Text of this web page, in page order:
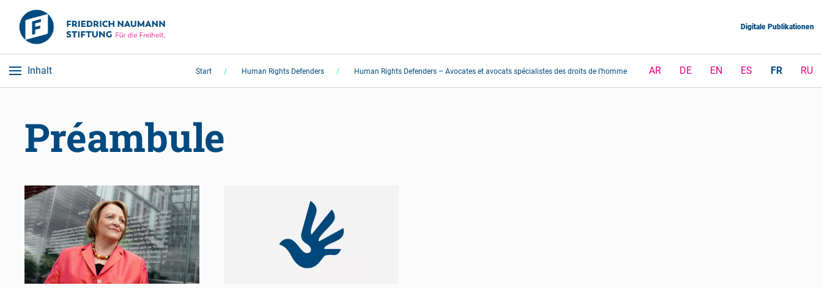
Digitale Publikationen
Inhalt Start Human Rights Defenders Human Rights Defenders – Avocates et avocats spécialistes des droits de l’homme AR DE EN ES FR RU
Préambule